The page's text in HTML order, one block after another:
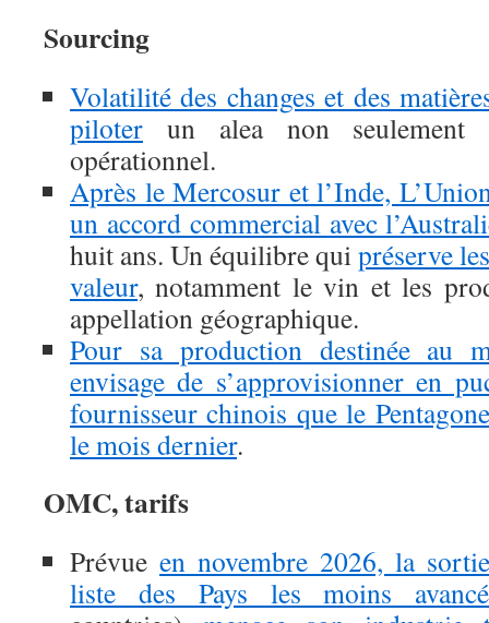
Sourcing
Volatilité des changes et des
piloter un alea non seulement
opérationnel.
Après le Mercosur et l’Inde,
un accord commercial avec
huit ans. Un équilibre quipréserve
valeur, notamment le vin et les
appellation géographique.
Pour sa production destinée au
envisage de s’approvisionner en
fournisseur chinois que le
le mois dernier.
OMC, tarifs
Prévue en novembre 2026, la
liste des Pays les moins